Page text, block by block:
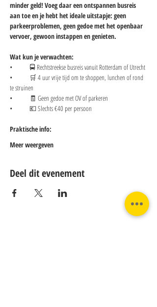
minder geld! Voeg daar een ontspannen busreis
aan toe en je hebt het ideale uitstapje: geen
parkeerproblemen, geen gedoe met het openbaar
vervoer, gewoon instappen en genieten.
Wat kun je verwachten:
• 	🚍 Rechtstreekse busreis vanuit Rotterdam of Utrecht
• 	🛒 4 uur vrije tijd om te shoppen, lunchen of rond
te struinen
• 	🧾 Geen gedoe met OV of parkeren
• 	💶 Slechts €40 per persoon
Praktische info:
Meer weergeven
Deel dit evenement